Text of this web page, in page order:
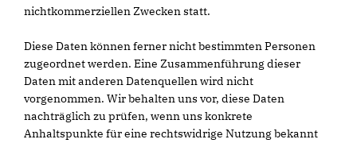
nichtkommerziellen Zwecken statt.
Diese Daten können ferner nicht bestimmten Personen
zugeordnet werden. Eine Zusammenführung dieser
Daten mit anderen Datenquellen wird nicht
vorgenommen. Wir behalten uns vor, diese Daten
nachträglich zu prüfen, wenn uns konkrete
Anhaltspunkte für eine rechtswidrige Nutzung bekannt